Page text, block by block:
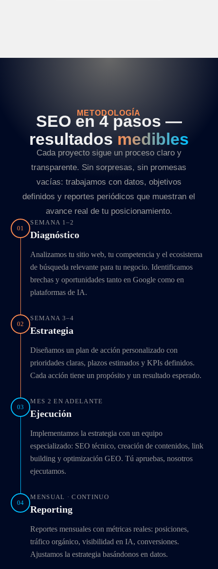
METODOLOGÍA
SEO en 4 pasos —
resultados medibles
Cada proyecto sigue un proceso claro y
transparente. Sin sorpresas, sin promesas
vacías: trabajamos con datos, objetivos
definidos y reportes periódicos que muestran el
avance real de tu posicionamiento.
01
SEMANA 1–2
Diagnóstico
Analizamos tu sitio web, tu competencia y el ecosistema
de búsqueda relevante para tu negocio. Identificamos
brechas y oportunidades tanto en Google como en
plataformas de IA.
02
SEMANA 3–4
Estrategia
Diseñamos un plan de acción personalizado con
prioridades claras, plazos estimados y KPIs definidos.
Cada acción tiene un propósito y un resultado esperado.
03
MES 2 EN ADELANTE
Ejecución
Implementamos la estrategia con un equipo
especializado: SEO técnico, creación de contenidos, link
building y optimización GEO. Tú apruebas, nosotros
ejecutamos.
04
MENSUAL · CONTINUO
Reporting
Reportes mensuales con métricas reales: posiciones,
tráfico orgánico, visibilidad en IA, conversiones.
Ajustamos la estrategia basándonos en datos.